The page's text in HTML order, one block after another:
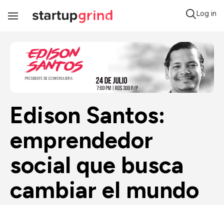
Toggle
Log in
Edison Santos:
emprendedor
social que busca
cambiar el mundo